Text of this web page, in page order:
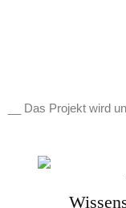
__ Das Projekt wird